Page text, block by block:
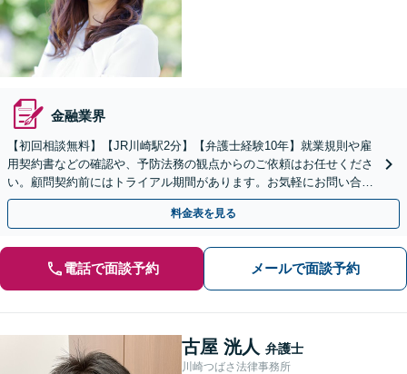
金融業界
【初回相談無料】【JR川崎駅2分】【弁護士経験10年】就業規則や雇
用契約書などの確認や、予防法務の観点からのご依頼はお任せくださ
い。顧問契約前にはトライアル期間があります。お気軽にお問い合わ
せください【土日祝対応可】
料金表を見る
電話で面談予約 メールで面談予約
古屋 洸人 弁護士
川崎つばさ法律事務所